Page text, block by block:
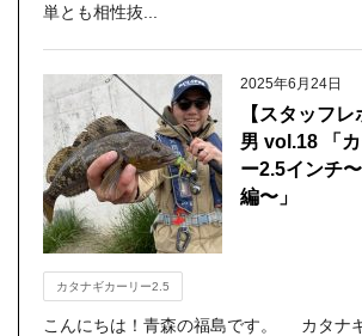
単とも相性抜...
2025年6月24日
【スタッフ
男 vol.18 「
ー2.5インチ
編〜」
カタナギカーリー2.5
こんにちは！青森の福島です。 カタナ